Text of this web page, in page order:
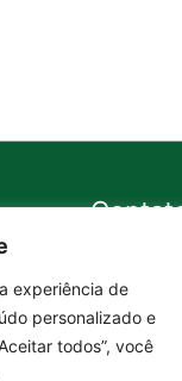
experiência de
personalizado e
todos”, você
11
11
11